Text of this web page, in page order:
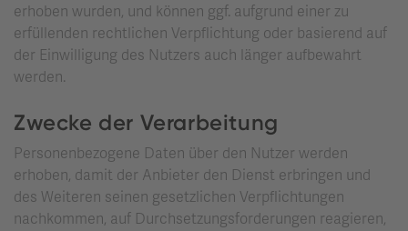
erhoben wurden, und können ggf. aufgrund einer zu
erfüllenden rechtlichen Verpflichtung oder basierend auf
der Einwilligung des Nutzers auch länger aufbewahrt
werden.
Zwecke der Verarbeitung
Personenbezogene Daten über den Nutzer werden
erhoben, damit der Anbieter den Dienst erbringen und
des Weiteren seinen gesetzlichen Verpflichtungen
nachkommen, auf Durchsetzungsforderungen reagieren,